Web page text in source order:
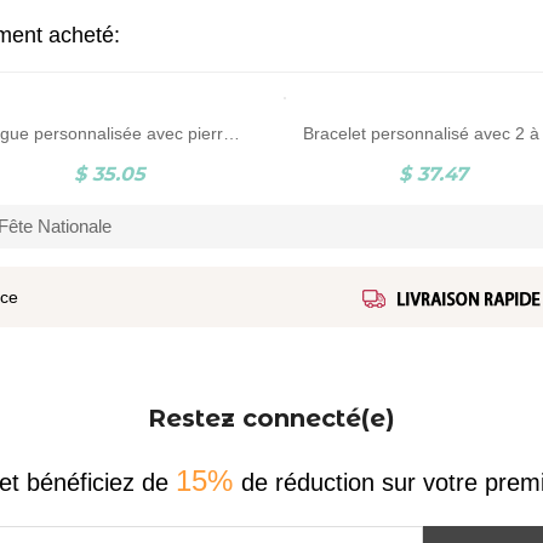
acheté:
Bague personnalisée avec pierre de naissance en forme de cœur 1-3, bague familiale personnalisée, cadeau d'anniversaire/fête des mères pour maman/épouse/grand-mère/famille
$ 35.05 $ 37.47
Nationale
Restez connecté(e)
bénéficiez de 15% de réduction sur votre